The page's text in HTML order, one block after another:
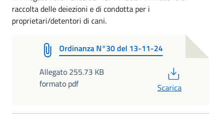
raccolta delle deiezioni e di condotta per i
proprietari/detentori di cani.
Ordinanza N°30 del 13-11-24
Allegato 255.73 KB
formato pdf
Scarica